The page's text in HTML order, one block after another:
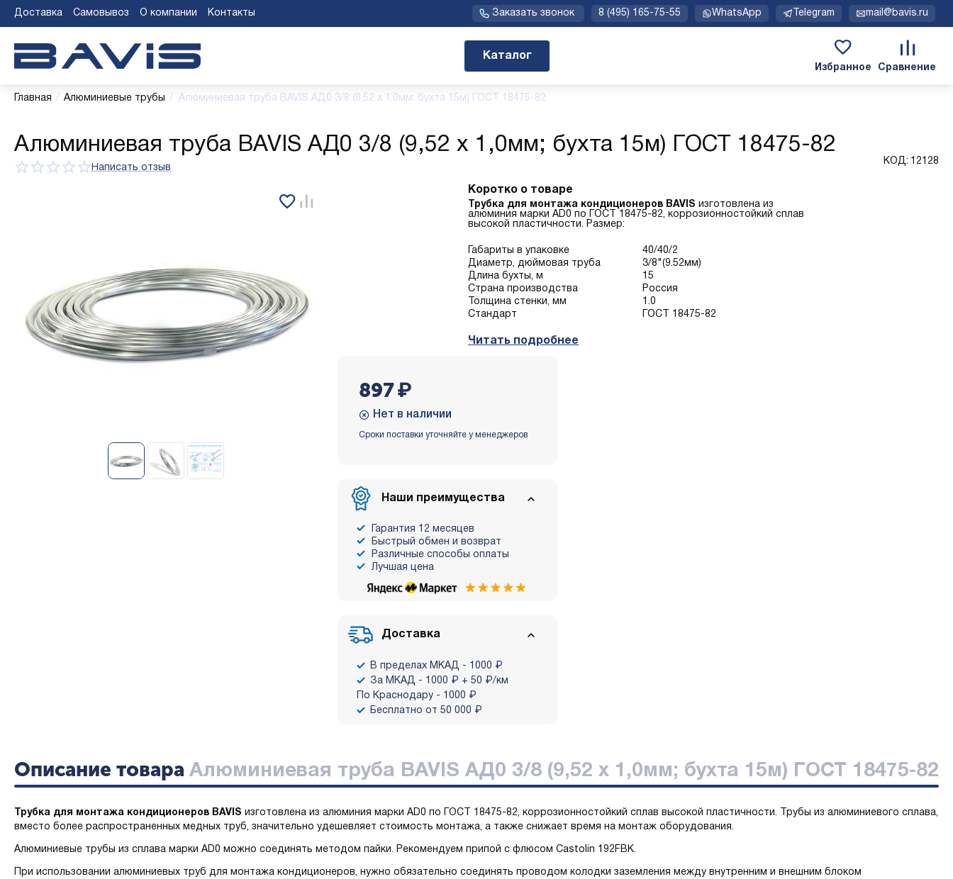
Доставка Самовывоз О компании Контакты Заказать звонок 8 (495) 165-75-55 WhatsApp Telegram mail@bavis.ru
Каталог
Главная / Алюминиевые трубы / Алюминиевая труба BAVIS АД0 3/8 (9,52 х 1,0мм; бухта 15м) ГОСТ 18475-82
Алюминиевая труба BAVIS АД0 3/8 (9,52 х 1,0мм; бухта 15м) ГОСТ 18475-82
КОД: 12128
Написать отзыв
Коротко о товаре
Трубка для монтажа кондиционеров BAVISизготовлена из
алюминия марки AD0 по ГОСТ 18475-82, коррозионностойкий сплав
высокой пластичности. Размер:
Габариты в упаковке
40/40/2
Диаметр, дюймовая труба
3/8"(9.52мм)
Длина бухты, м
15
Страна производства
Россия
Толщина стенки, мм
1.0
Стандарт
ГОСТ 18475-82
Читать подробнее
897₽
Нет в наличии
Сроки поставки уточняйте у менеджеров
Наши преимущества
Гарантия 12 месяцев
Быстрый обмен и возврат
Различные способы оплаты
Лучшая цена
Доставка
В пределах МКАД - 1000 ₽
За МКАД - 1000 ₽ + 50 ₽/км
По Краснодару - 1000 ₽
Бесплатно от 50 000 ₽
Описание товара Алюминиевая труба BAVIS АД0 3/8 (9,52 х 1,0мм; бухта 15м) ГОСТ 18475-82
Трубка для монтажа кондиционеров BAVIS изготовлена из алюминия марки AD0 по ГОСТ 18475-82, коррозионностойкий сплав высокой пластичности. Трубы из алюминиевого сплава,
вместо более распространенных медных труб, значительно удешевляет стоимость монтажа, а также снижает время на монтаж оборудования.
Алюминиевые трубы из сплава марки AD0 можно соединять методом пайки. Рекомендуем припой с флюсом Castolin 192FBK.
При использовании алюминиевых труб для монтажа кондиционеров, нужно обязательно соединять проводом колодки заземления между внутренним и внешним блоком